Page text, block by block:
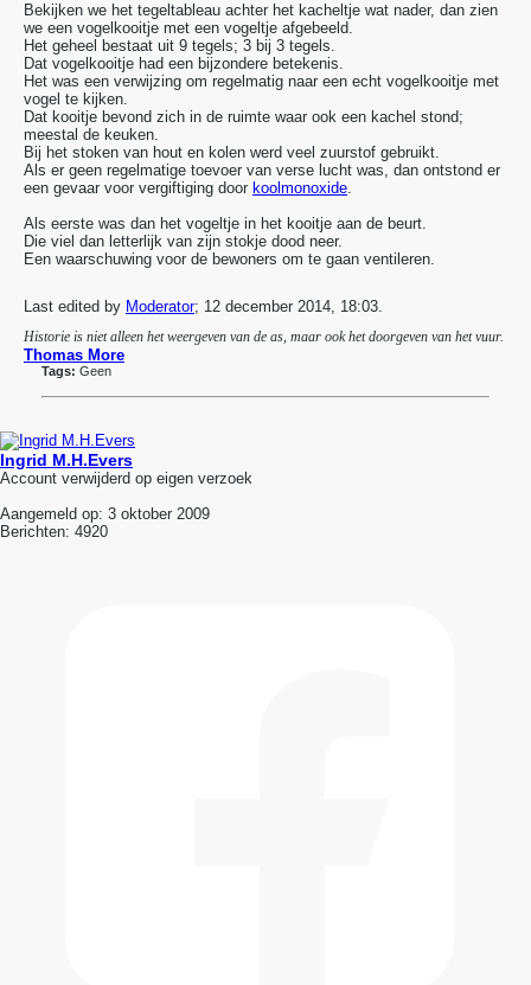
Bekijken we het tegeltableau achter het kacheltje wat nader, dan zien
we een vogelkooitje met een vogeltje afgebeeld.
Het geheel bestaat uit 9 tegels; 3 bij 3 tegels.
Dat vogelkooitje had een bijzondere betekenis.
Het was een verwijzing om regelmatig naar een echt vogelkooitje met
vogel te kijken.
Dat kooitje bevond zich in de ruimte waar ook een kachel stond;
meestal de keuken.
Bij het stoken van hout en kolen werd veel zuurstof gebruikt.
Als er geen regelmatige toevoer van verse lucht was, dan ontstond er
een gevaar voor vergiftiging door koolmonoxide.
Als eerste was dan het vogeltje in het kooitje aan de beurt.
Die viel dan letterlijk van zijn stokje dood neer.
Een waarschuwing voor de bewoners om te gaan ventileren.
Last edited by Moderator; 12 december 2014, 18:03.
Historie is niet alleen het weergeven van de as, maar ook het doorgeven van het vuur.
Thomas More
Tags: Geen
Ingrid M.H.Evers
Account verwijderd op eigen verzoek
Aangemeld op: 3 oktober 2009
Berichten: 4920